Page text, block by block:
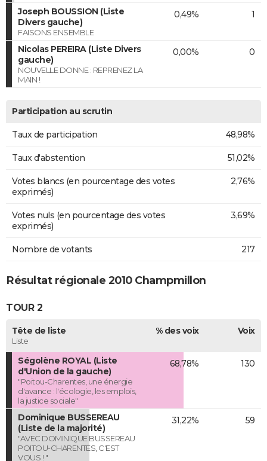
Joseph BOUSSION (Liste
Divers gauche)
FAISONS ENSEMBLE
0,49% 1
Nicolas PEREIRA (Liste Divers
gauche)
NOUVELLE DONNE : REPRENEZ LA
MAIN !
0,00% 0
Participation au scrutin
Taux de participation 48,98%
Taux d'abstention 51,02%
Votes blancs (en pourcentage des votes
exprimés)
2,76%
Votes nuls (en pourcentage des votes
exprimés)
3,69%
Nombre de votants 217
Résultat régionale 2010 Champmillon
TOUR 2
Tête de liste
Liste
% des voix Voix
Ségolène ROYAL (Liste
d'Union de la gauche)
"Poitou-Charentes, une énergie
d'avance : l'écologie, les emplois,
la justice sociale"
68,78% 130
Dominique BUSSEREAU
(Liste de la majorité)
"AVEC DOMINIQUE BUSSEREAU
POITOU-CHARENTES, C'EST
VOUS ! "
31,22% 59